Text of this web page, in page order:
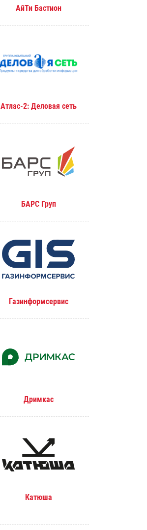
АйТи Бастион
Атлас-2: Деловая сеть
БАРС Груп
Газинформсервис
Дримкас
Катюша